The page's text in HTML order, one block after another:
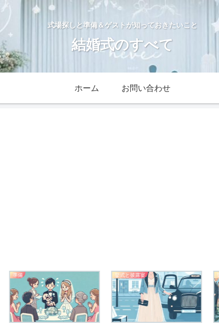
式場探しと準備＆ゲストが知っておきたいこと
結婚式のすべて
ホーム お問い合わせ
挙式と披露宴